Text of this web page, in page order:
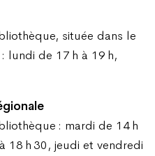
située dans le
lundi de 17 h à 19 h,
: mardi de 14 h
18 h 30, jeudi et vendredi